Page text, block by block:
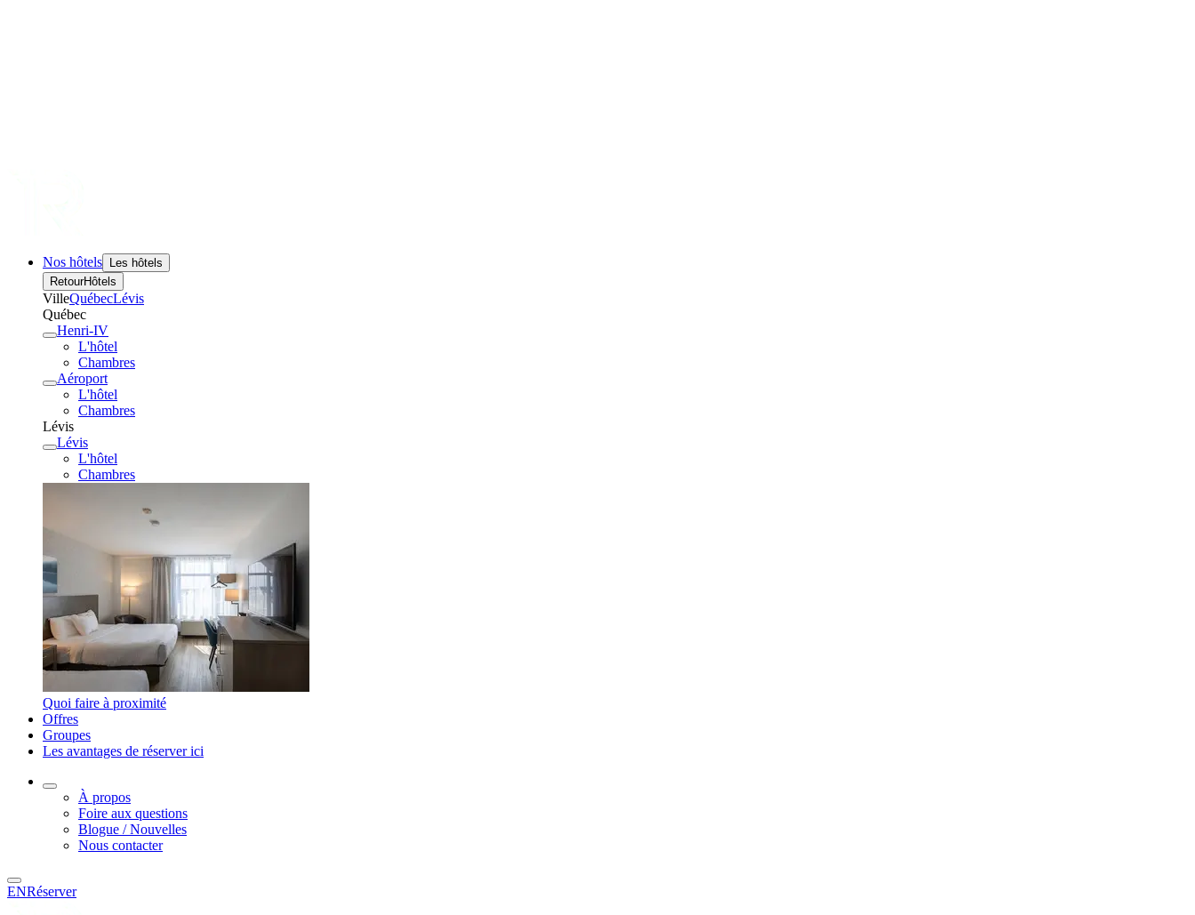
Nos hôtels
Les hôtels
RetourHôtels
VilleQuébecLévis
Québec
Henri-IV
L'hôtel
Chambres
Aéroport
L'hôtel
Chambres
Lévis
Lévis
L'hôtel
Chambres
Quoi faire à proximité
Offres
Groupes
Les avantages de réserver ici
À propos
Foire aux questions
Blogue / Nouvelles
Nous contacter
ENRéserver